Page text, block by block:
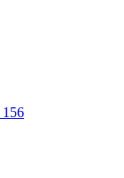
156